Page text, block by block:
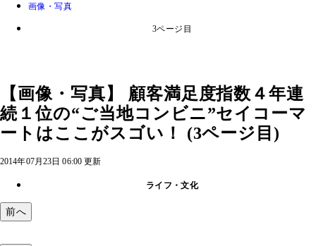
画像・写真
3ページ目
【画像・写真】 顧客満足度指数４年連
続１位の“ご当地コンビニ”セイコーマ
ートはここがスゴい！ (3ページ目)
2014年07月23日 06:00 更新
ライフ・文化
前へ